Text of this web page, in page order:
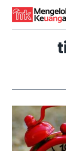
Skip
content